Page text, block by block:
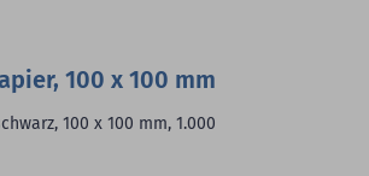
100 x 100 mm
100 x 100 mm, 1.000